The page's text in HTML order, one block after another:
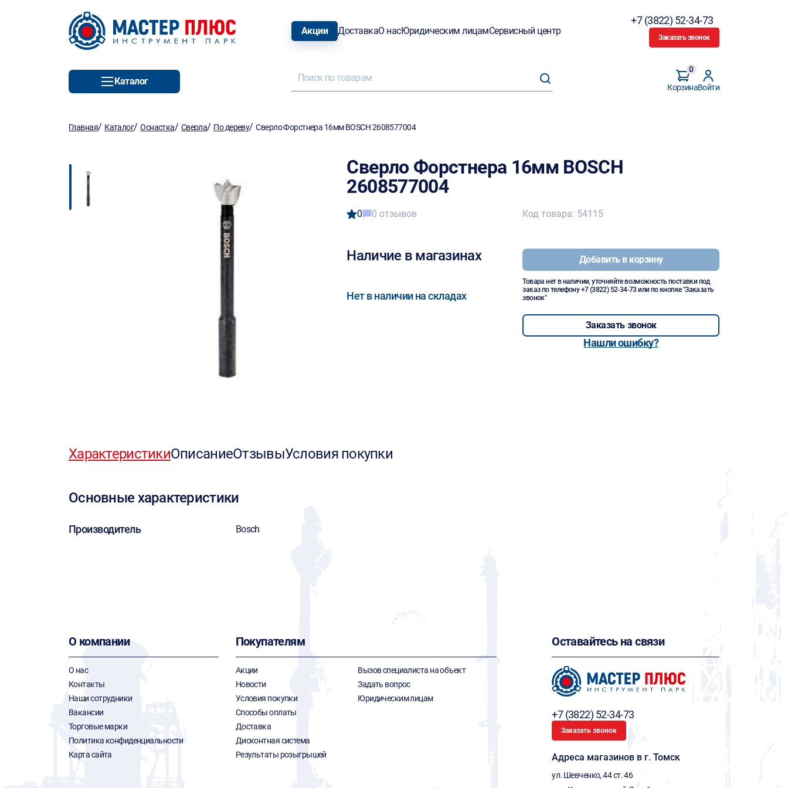
Акции ДоставкаО насЮридическим лицамСервисный центр
+7 (3822) 52-34-73
Заказать звонок
Каталог
Корзина
0
Войти
Главная/ Каталог/Оснастка/ Сверла/ По дереву/Сверло Форстнера 16мм BOSCH 2608577004
Сверло Форстнера 16мм BOSCH
2608577004
0 0 отзывов
Наличие в магазинах
Нет в наличии на складах
Код товара: 54115
Добавить в корзину
Товара нет в наличии, уточняйте возможность поставки под
заказ по телефону+7 (3822) 52-34-73 или по кнопке "Заказать
звонок"
Заказать звонок
Нашли ошибку?
ХарактеристикиОписаниеОтзывыУсловия покупки
Основные характеристики
Производитель Bosch
О компании
О нас
Контакты
Наши сотрудники
Вакансии
Торговые марки
Политика конфиденциальности
Карта сайта
Покупателям
Акции
Новости
Условия покупки
Способы оплаты
Доставка
Дисконтная система
Результаты розыгрышей
Вызов специалиста на объект
Задать вопрос
Юридическим лицам
Оставайтесь на связи
+7 (3822) 52-34-73
Заказать звонок
Адреса магазинов в г. Томск
ул. Шевченко, 44 ст. 46